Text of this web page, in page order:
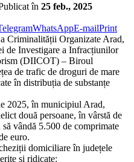
în 25 feb., 2025
WhatsAppE-mailPrint
Criminalității Organizate Arad,
de Investigare a Infracțiunilor
(DIICOT) – Biroul
de trafic de droguri de mare
în distribuția de substanțe
2025, în municipiul Arad,
două persoane, în vârstă de
vândă 5.500 de comprimate
euro.
domiciliare în județele
și ridicate: